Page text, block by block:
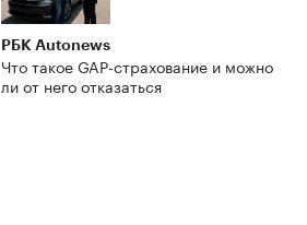
РБК Autonews
Что такое GAP-страхование и можно
ли от него отказаться